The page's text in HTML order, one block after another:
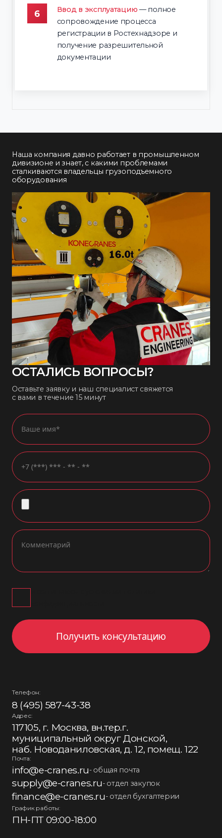
Ввод в эксплуатацию — полное
сопровождение процесса
регистрации в Ростехнадзоре и
получение разрешительной
документации
Наша компания давно работает в промышленном
дивизионе и знает, с какими проблемами
сталкиваются владельцы грузоподъемного
оборудования
ОСТАЛИСЬ ВОПРОСЫ?
Оставьте заявку и наш специалист свяжется
с вами в течение 15 минут
Я соглашаюсь с условиями политики
Получить консультацию
Телефон:
8 (495) 587-43-38
Адрес:
117105, г. Москва, вн.тер.г.
муниципальный округ Донской,
наб. Новоданиловская, д. 12, помещ. 122
Почта:
info@e-cranes.ru- общая почта
supply@e-cranes.ru- отдел закупок
finance@e-cranes.ru- отдел бухгалтерии
График работы:
ПН-ПТ 09:00-18:00